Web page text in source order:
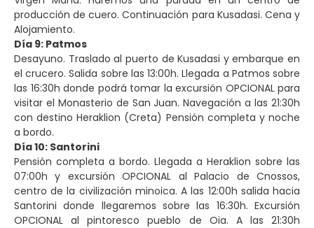
producción de cuero. Continuación para Kusadasi. Cena y
Alojamiento.
Día 9: Patmos
Desayuno. Traslado al puerto de Kusadasi y embarque en
el crucero. Salida sobre las 13:00h. Llegada a Patmos sobre
las 16:30h donde podrá tomar la excursión OPCIONAL para
visitar el Monasterio de San Juan. Navegación a las 21:30h
con destino Heraklion (Creta) Pensión completa y noche
a bordo.
Día 10: Santorini
Pensión completa a bordo. Llegada a Heraklion sobre las
07:00h y excursión OPCIONAL al Palacio de Cnossos,
centro de la civilización minoica. A las 12:00h salida hacia
Santorini donde llegaremos sobre las 16:30h. Excursión
OPCIONAL al pintoresco pueblo de Oia. A las 21:30h